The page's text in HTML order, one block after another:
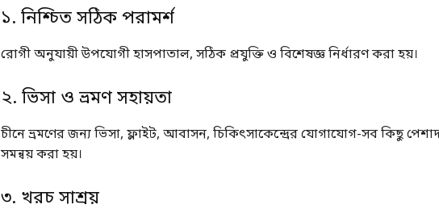
১. নিশ্চিত সঠিক পরামর্শ
রোগী অনুযায়ী উপযোগী হাসপাতাল, সঠিক প্রযুক্তি ও বিশেষজ্ঞ নির্ধারণ করা হয়।
২. ভিসা ও ভ্রমণ সহায়তা
চীনে ভ্রমণের জন্য ভিসা, ফ্লাইট, আবাসন, চিকিৎসাকেন্দ্রের যোগাযোগ-সব কিছু
সমন্বয় করা হয়।
৩. খরচ সাশ্রয়